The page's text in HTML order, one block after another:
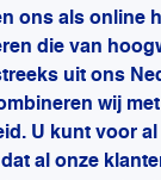
ons als online
die van
uit ons
wij
U kunt voor
al onze